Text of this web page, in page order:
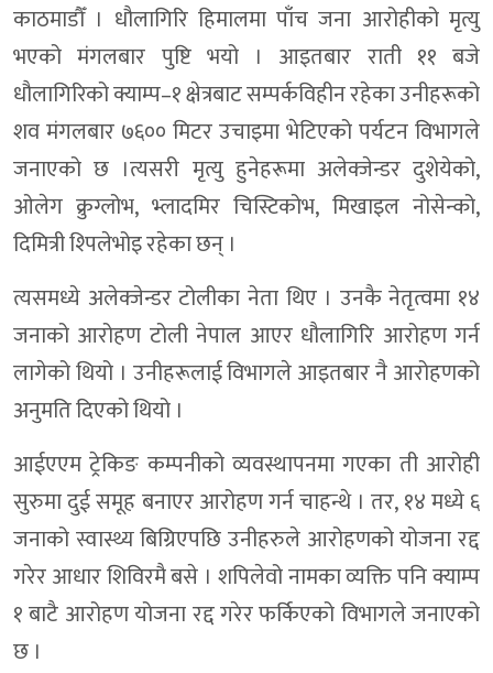
काठमाडौँ । धौलागिरि हिमालमा पाँच जना आरोहीको मृत्यु
भएको मंगलबार पुष्टि भयो । आइतबार राती ११ बजे
धौलागिरिको क्याम्प–१ क्षेत्रबाट सम्पर्कविहीन रहेका उनीहरूको
शव मंगलबार ७६०० मिटर उचाइमा भेटिएको पर्यटन विभागले
जनाएको छ ।त्यसरी मृत्यु हुनेहरूमा अलेक्जेन्डर दुशेयेको,
ओलेग क्रुग्लोभ, भ्लादमिर चिस्टिकोभ, मिखाइल नोसेन्को,
दिमित्री श्पिलेभोइ रहेका छन् ।
त्यसमध्ये अलेक्जेन्डर टोलीका नेता थिए । उनकै नेतृत्वमा १४
जनाको आरोहण टोली नेपाल आएर धौलागिरि आरोहण गर्न
लागेको थियो । उनीहरूलाई विभागले आइतबार नै आरोहणको
अनुमति दिएको थियो ।
आईएएम ट्रेकिङ कम्पनीको व्यवस्थापनमा गएका ती आरोही
सुरुमा दुई समूह बनाएर आरोहण गर्न चाहन्थे । तर, १४ मध्ये ६
जनाको स्वास्थ्य बिग्रिएपछि उनीहरुले आरोहणको योजना रद्द
गरेर आधार शिविरमै बसे । शपिलेवो नामका व्यक्ति पनि क्याम्प
१ बाटै आरोहण योजना रद्द गरेर फर्किएको विभागले जनाएको
छ ।